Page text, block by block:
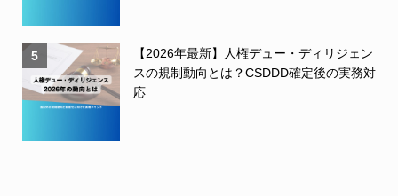
5
【2026年最新】人権デュー・ディリジェン
スの規制動向とは？CSDDD確定後の実務対
応